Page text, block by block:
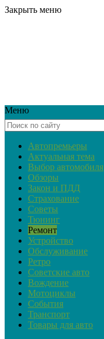
Закрыть меню
Меню
Автопремьеры
Актуальная тема
Выбор автомобиля
Обзоры
Закон и ПДД
Страхование
Советы
Тюнинг
Ремонт
Устройство
Обслуживание
Ретро
Советские авто
Вождение
Мотоциклы
События
Транспорт
Товары для авто